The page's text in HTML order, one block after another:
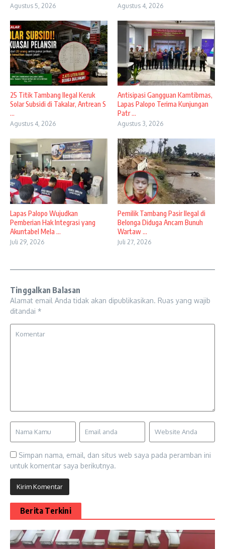
Agustus 5, 2026 Agustus 4, 2026
25 Titik Tambang Ilegal Keruk
Solar Subsidi di Takalar, Antrean S
...
Agustus 4, 2026
Antisipasi Gangguan Kamtibmas,
Lapas Palopo Terima Kunjungan
Patr ...
Agustus 3, 2026
Lapas Palopo Wujudkan
Pemberian Hak Integrasi yang
Akuntabel Mela ...
Juli 29, 2026
Pemilik Tambang Pasir Ilegal di
Belonga Diduga Ancam Bunuh
Wartaw ...
Juli 27, 2026
Tinggalkan Balasan
Alamat email Anda tidak akan dipublikasikan. Ruas yang wajib
ditandai *
Simpan nama, email, dan situs web saya pada peramban ini
untuk komentar saya berikutnya.
Berita Terkini